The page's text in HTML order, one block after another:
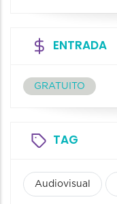
ENTRADA
GRATUITO
TAG
Audiovisual